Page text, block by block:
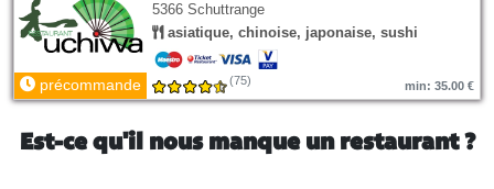
5366 Schuttrange
asiatique, chinoise, japonaise, sushi
précommande (75) min: 35.00 €
Est-ce qu'il nous manque un restaurant ?